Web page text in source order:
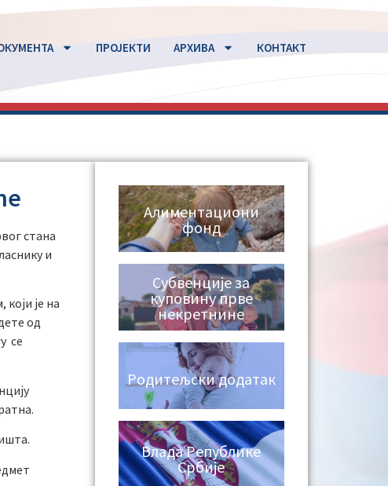
ПРОЈЕКТИ АРХИВА КОНТАКТ
стана
и
је на
од
се
Алиментациони
фонд
Субвенције за
куповину прве
некретнине
Родитељски додатак
Влада Републике
Србије